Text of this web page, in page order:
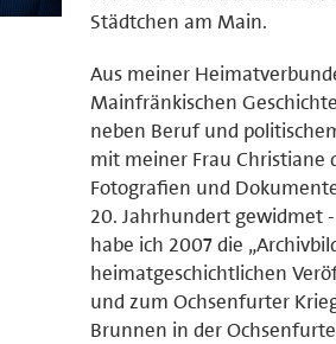
Städtchen am Main.
Aus meiner
Mainfränkischen
neben Beruf und
mit meiner Frau Christiane
Fotografien und
20. Jahrhundert gewidmet
habe ich 2007 die
heimatgeschichtlichen
und zum Ochsenfurter
Brunnen in der